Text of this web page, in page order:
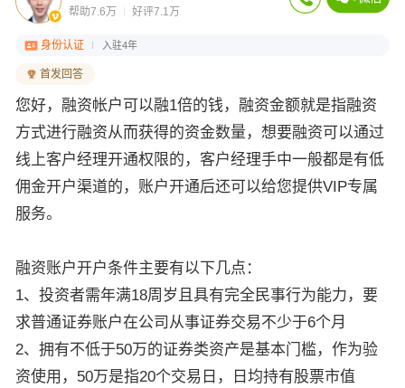
帮助7.6万 好评7.1万
身份认证 入驻4年
首发回答
您好，融资帐户可以融1倍的钱，融资金额就是指融资
方式进行融资从而获得的资金数量，想要融资可以通过
线上客户经理开通权限的，客户经理手中一般都是有低
佣金开户渠道的，账户开通后还可以给您提供VIP专属
服务。
融资账户开户条件主要有以下几点：
1、投资者需年满18周岁且具有完全民事行为能力，要
求普通证券账户在公司从事证券交易不少于6个月
2、拥有不低于50万的证券类资产是基本门槛，作为验
资使用，50万是指20个交易日，日均持有股票市值